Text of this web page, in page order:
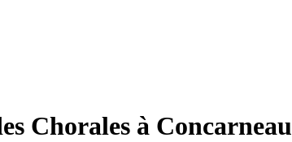
Chorales à Concarneau